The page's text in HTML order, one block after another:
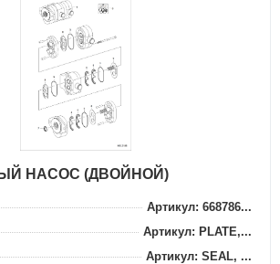
НАСОС (ДВОЙНОЙ)
Артикул: 668786...
Артикул: PLATE,...
Артикул: SEAL, ...